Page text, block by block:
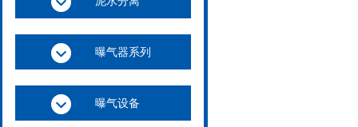
曝气器系列
曝气设备